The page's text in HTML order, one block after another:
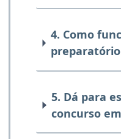
4. Como
5. Dá para
concurso